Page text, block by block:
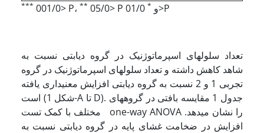
*** 001/0> P، ** 05/0> P و * 01/0>P
تعداد سلول­های اسپرماتوژنیک در گروه دیابتی نسبت به
شاهد کاهش داشته و تعداد سلول­های اسپرماتوژنیک در گروه
تجربی 1 و 2 نسبت به گروه دیابتی افزایش معنی­داری یافته
است (شکل 1-A تا D). جدول 1 مقایسه بافتی در گروه­های
مختلف با کمک تست one-way ANOVA را نشان می­دهد.
افزایش در ضخامت غشای پایه در گروه دیابتی نسبت به